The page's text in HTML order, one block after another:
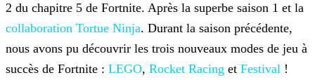
2 du chapitre 5 de Fortnite. Après la superbe saison 1 et la
collaboration Tortue Ninja. Durant la saison précédente,
nous avons pu découvrir les trois nouveaux modes de jeu à
succès de Fortnite : LEGO, Rocket Racing et Festival !